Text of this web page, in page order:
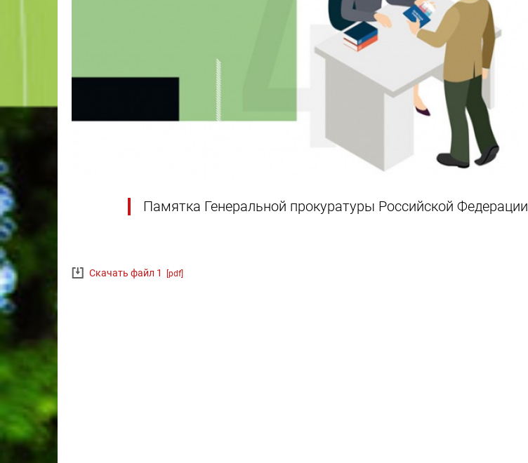
Памятка Генеральной прокуратуры Российской Федерации
Скачать файл 1 [pdf]